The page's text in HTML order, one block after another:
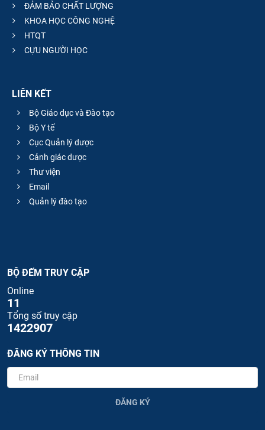
ĐẢM BẢO CHẤT LƯỢNG
KHOA HỌC CÔNG NGHỆ
HTQT
CỰU NGƯỜI HỌC
LIÊN KẾT
Bộ Giáo dục và Đào tạo
Bộ Y tế
Cục Quản lý dược
Cảnh giác dược
Thư viện
Email
Quản lý đào tạo
BỘ ĐẾM TRUY CẬP
Online
11
Tổng số truy cập
1422907
ĐĂNG KÝ THÔNG TIN
ĐĂNG KÝ